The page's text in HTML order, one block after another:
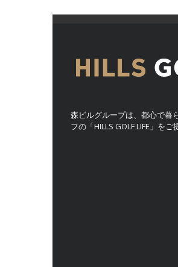
森ビルグループは、都心で暮
フの「HILLS GOLF LIFE」をご